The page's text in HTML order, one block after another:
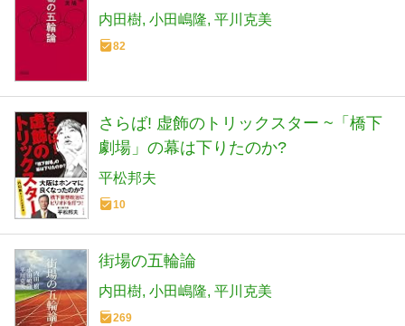
内田樹 小田嶋隆 平川克美
82
さらば! 虚飾のトリックスター ~「橋下
劇場」の幕は下りたのか?
平松邦夫
10
街場の五輪論
内田樹 小田嶋隆 平川克美
269